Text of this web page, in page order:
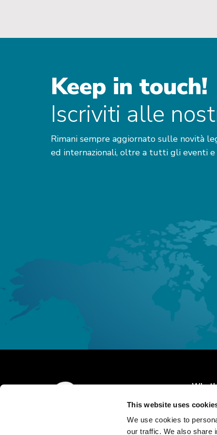
This website uses
We use cookies to
our traffic. We also share
Keep in touch!
Iscriviti alle
Rimani sempre aggiornato sulle novità
ed internazionali, oltre a tutti gli eventi
About